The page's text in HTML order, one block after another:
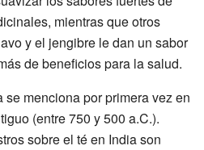
mientras que otros
y el jengibre le dan un sabor
de beneficios para la salud.
menciona por primera vez en
(entre 750 y 500 a.C.).
sobre el té en India son